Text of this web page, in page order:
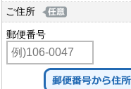
ご住所
郵便番号